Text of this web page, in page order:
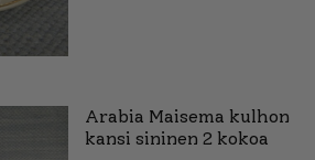
Arabia Maisema kulhon
kansi sininen 2 kokoa